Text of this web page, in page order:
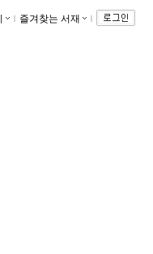
ｌ 즐겨찾는 서재 ｌ